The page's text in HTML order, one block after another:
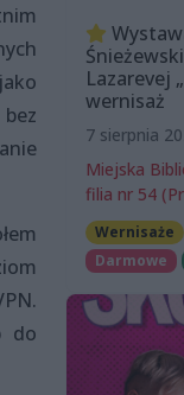
do
Lazarevej
wernisaż
7 sierpnia
Miejska
filia nr 54
Wernisaże
Darmowe